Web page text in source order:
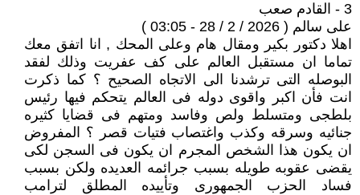
3 - القادم صعب
على سالم ( 2026 / 2 / 28 - 03:05 )
اهلا دكتور بكير ومقال هام وعلى المحك , انا اتفق معك
تماما ان مستقبل العالم على كف عفريت وذلك لفقد
البوصله التى ترشدنا الى الاتجاه الصحيح ؟ كما ذكرت
انت فأن اكبر واقوى دوله فى العالم يتحكم فيها رئيس
بلطجى ومتسلط ولص وفاسد ومتهم فى قضايا كثيره
جنائيه وسرقه وكذب واغتصاب فتيات قصر ؟ المفروض
ان يكون هذا الشخص المجرم ان يكون فى السجن لكى
يقضى عقوبه طويله بسبب جرائمه العديده ولكن بسبب
فساد الحزب الجمهورى وتأييده المطلق لترامب